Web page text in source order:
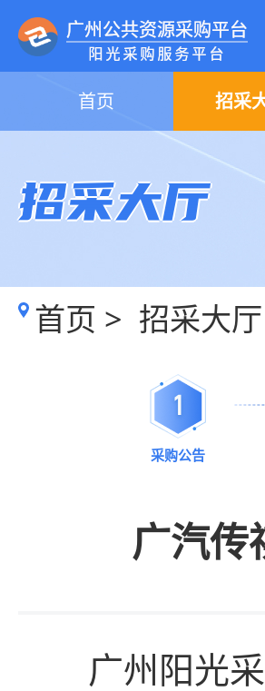
首页 招采
招采大厅
首页 > 招采大厅
1
采购公告
广汽传
广州阳光